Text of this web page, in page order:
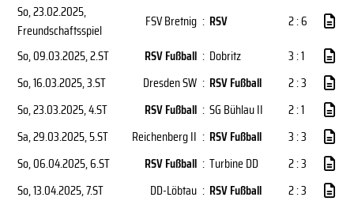
So, 23.02.2025,
Freundschaftsspiel
FSV Bretnig : RSV
2 : 6
So, 09.03.2025, 2.ST RSV Fußball : Dobritz
3 : 1
So, 16.03.2025, 3.ST Dresden SW : RSV Fußball
2 : 3
So, 23.03.2025, 4.ST RSV Fußball : SG Bühlau II
2 : 1
Sa, 29.03.2025, 5.ST Reichenberg II : RSV Fußball
3 : 3
So, 06.04.2025, 6.ST RSV Fußball : Turbine DD
2 : 3
So, 13.04.2025, 7.ST DD-Löbtau : RSV Fußball
2 : 3